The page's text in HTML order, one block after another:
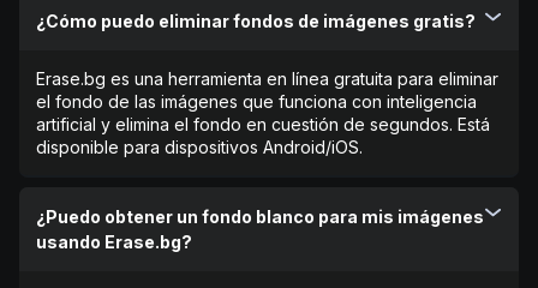
¿Cómo puedo eliminar fondos de imágenes gratis?
Erase.bg es una herramienta en línea gratuita para eliminar
el fondo de las imágenes que funciona con inteligencia
artificial y elimina el fondo en cuestión de segundos. Está
disponible para dispositivos Android/iOS.
¿Puedo obtener un fondo blanco para mis imágenes
usando Erase.bg?